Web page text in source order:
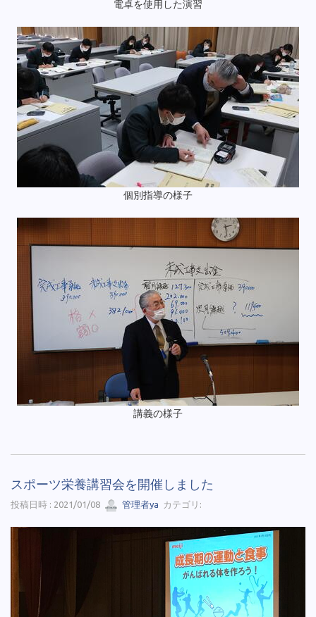
電卓を使用した演習
個別指導の様子
講義の様子
スポーツ栄養講習会を開催しました
投稿日時 : 2021/01/08 管理者ya カテゴリ: